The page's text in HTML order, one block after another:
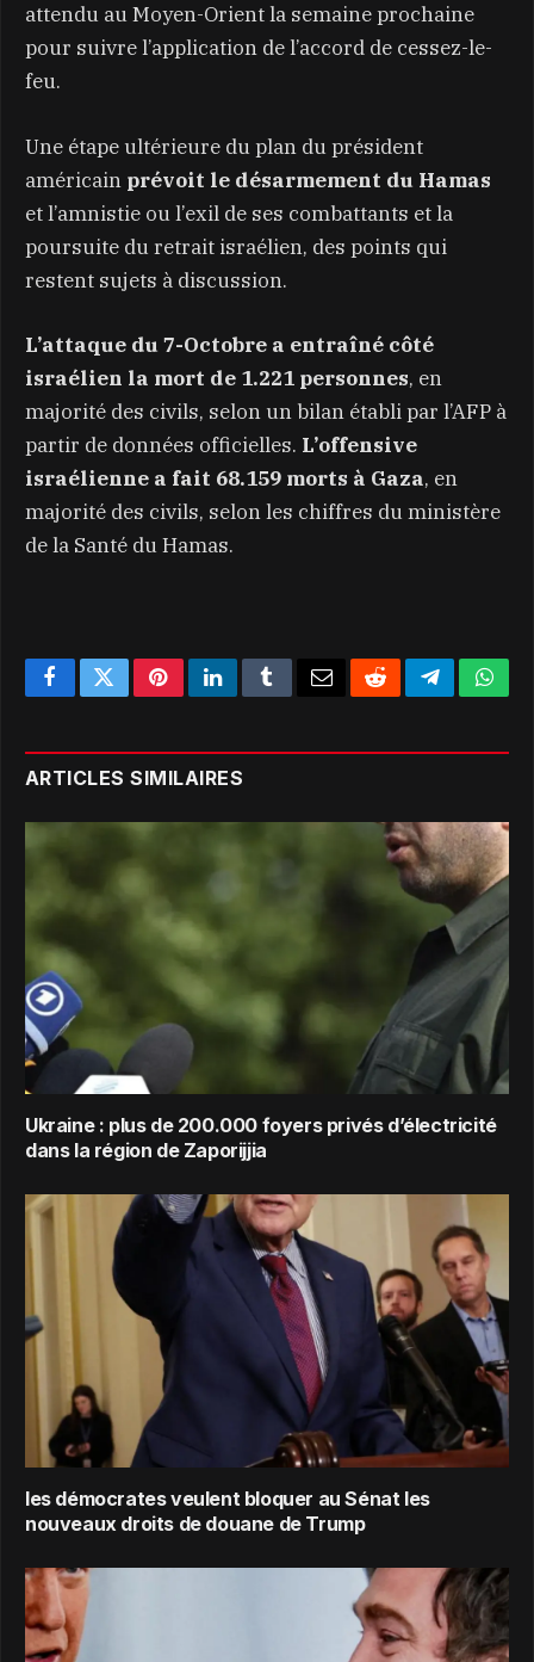
attendu au Moyen-Orient la semaine prochaine
pour suivre l’application de l’accord de cessez-le-
feu.
Une étape ultérieure du plan du président
américain prévoit le désarmement du Hamas
et l’amnistie ou l’exil de ses combattants et la
poursuite du retrait israélien, des points qui
restent sujets à discussion.
L’attaque du 7-Octobre a entraîné côté
israélien la mort de 1.221 personnes, en
majorité des civils, selon un bilan établi par l’AFP à
partir de données officielles. L’offensive
israélienne a fait 68.159 morts à Gaza, en
majorité des civils, selon les chiffres du ministère
de la Santé du Hamas.
FacebookTwitterPinterestLinkedInTumblr EmailRedditTelegram
ARTICLES SIMILAIRES
Ukraine : plus de 200.000 foyers privés d’électricité
dans la région de Zaporijjia
les démocrates veulent bloquer au Sénat les
nouveaux droits de douane de Trump